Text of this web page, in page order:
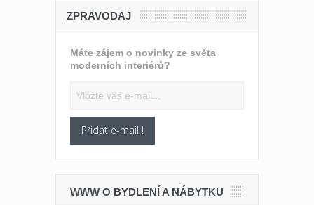
ZPRAVODAJ
Máte zájem o novinky ze světa
moderních interiérů?
Přidat e-mail !
WWW O BYDLENÍ A NÁBYTKU